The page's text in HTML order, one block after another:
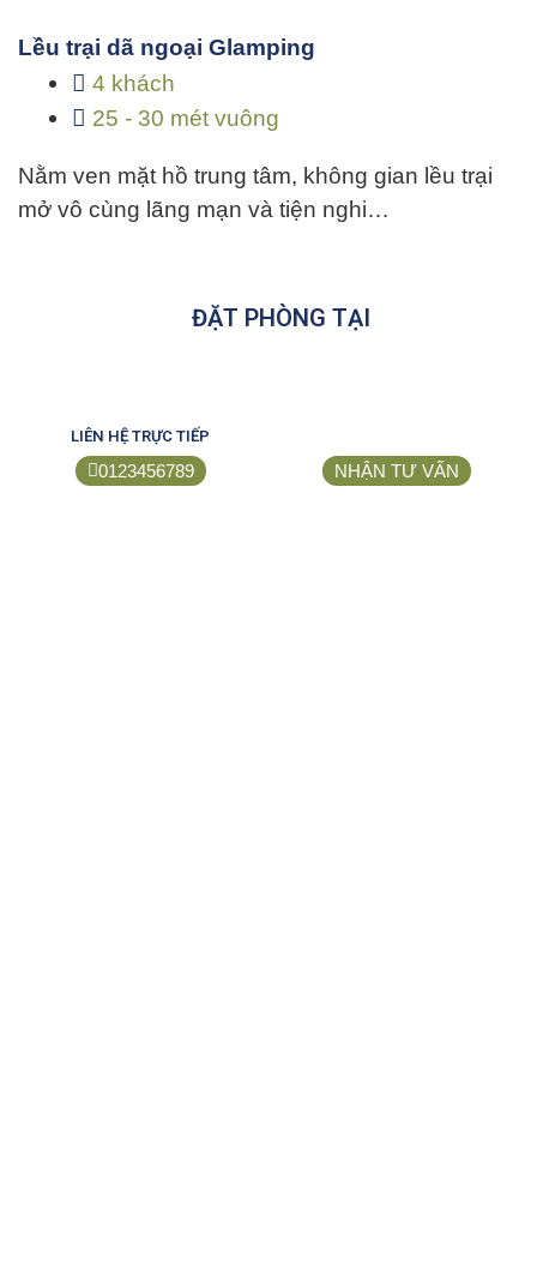
Lều trại dã ngoại Glamping
4 khách
25 - 30 mét vuông
Nằm ven mặt hồ trung tâm, không gian lều trại
mở vô cùng lãng mạn và tiện nghi…
ĐẶT PHÒNG TẠI
LIÊN HỆ TRỰC TIẾP
0123456789 NHẬN TƯ VẤN